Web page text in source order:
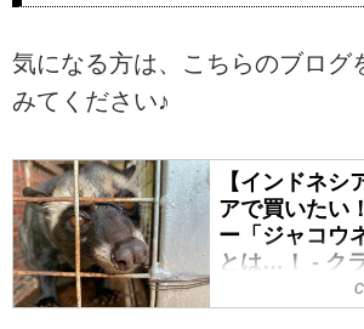
気になる方は、こちらのブログ
みてください♪
【インドネシ
アで買いたい
ー「ジャコウ
とは…！ - ク
ッフブログ～
ズム